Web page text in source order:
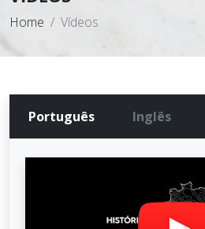
Home Vídeos
Português Inglês